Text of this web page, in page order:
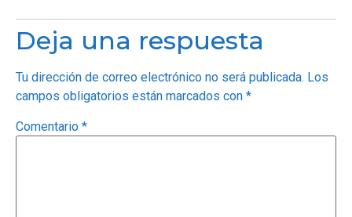
Deja una respuesta
Tu dirección de correo electrónico no será publicada. Los
campos obligatorios están marcados con *
Comentario *